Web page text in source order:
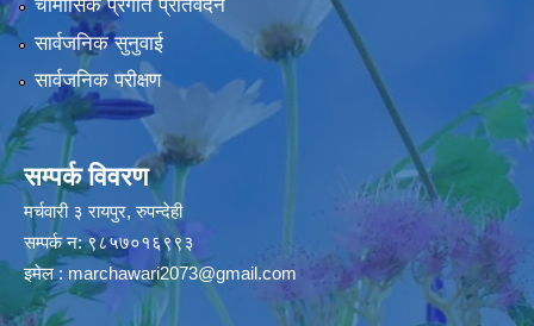
चौमासिक प्रगति प्रतिवेदन
सार्वजनिक सुनुवाई
सार्वजनिक परीक्षण
सम्पर्क विवरण
मर्चवारी ३ रायपुर, रुपन्देही
सम्पर्क न: ९८५७०१६९९३
इमेल : marchawari2073@gmail.com